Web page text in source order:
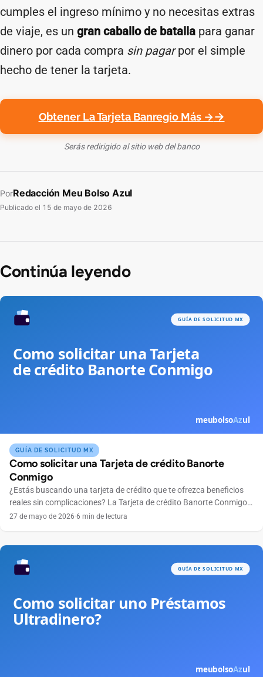
cumples el ingreso mínimo y no necesitas extras
de viaje, es un gran caballo de batalla para ganar
dinero por cada compra sin pagarpor el simple
hecho de tener la tarjeta.
Obtener La Tarjeta Banregio Más →
Serás redirigido al sitio web del banco
PorRedacción Meu Bolso Azul
Publicado el 15 de mayo de 2026
Continúa leyendo
GUÍA DE SOLICITUD MX
Como solicitar una Tarjeta de crédito Banorte
Conmigo
¿Estás buscando una tarjeta de crédito que te ofrezca beneficios
reales sin complicaciones? La Tarjeta de crédito Banorte Conmigo
se ha convertido en una excelente opción para quienes buscan
27 de mayo de 2026·6 min de lectura